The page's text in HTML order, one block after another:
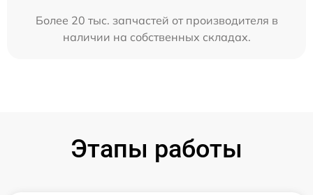
Более 20 тыс. запчастей от производителя в
наличии на собственных складах.
Этапы работы